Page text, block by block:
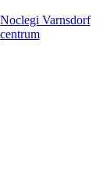
Noclegi Varnsdorf
centrum